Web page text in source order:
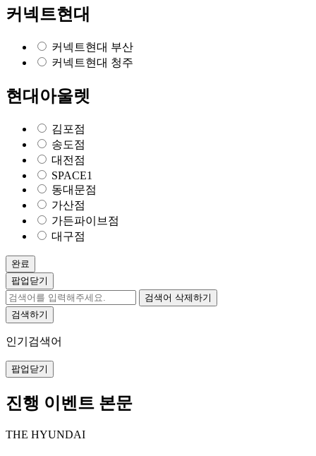
커넥트현대
커넥트현대 부산
커넥트현대 청주
현대아울렛
김포점
송도점
대전점
SPACE1
동대문점
가산점
가든파이브점
대구점
완료
팝업닫기
검색어 삭제하기
검색하기
인기검색어
팝업닫기
진행 이벤트 본문
THE HYUNDAI